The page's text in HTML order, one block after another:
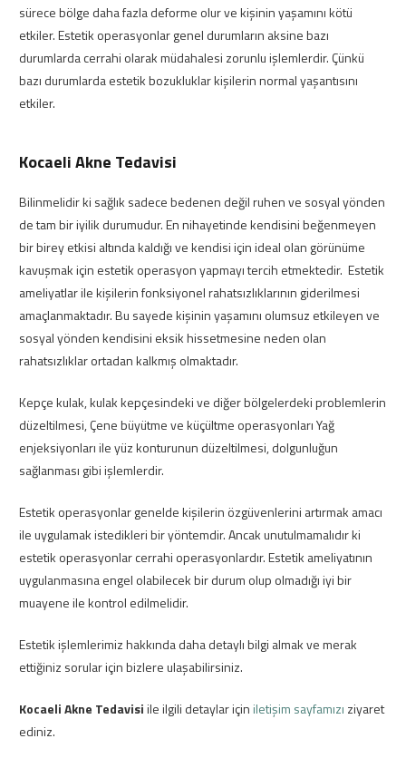
sürece bölge daha fazla deforme olur ve kişinin yaşamını kötü
etkiler. Estetik operasyonlar genel durumların aksine bazı
durumlarda cerrahi olarak müdahalesi zorunlu işlemlerdir. Çünkü
bazı durumlarda estetik bozukluklar kişilerin normal yaşantısını
etkiler.
Kocaeli Akne Tedavisi
Bilinmelidir ki sağlık sadece bedenen değil ruhen ve sosyal yönden
de tam bir iyilik durumudur. En nihayetinde kendisini beğenmeyen
bir birey etkisi altında kaldığı ve kendisi için ideal olan görünüme
kavuşmak için estetik operasyon yapmayı tercih etmektedir. Estetik
ameliyatlar ile kişilerin fonksiyonel rahatsızlıklarının giderilmesi
amaçlanmaktadır. Bu sayede kişinin yaşamını olumsuz etkileyen ve
sosyal yönden kendisini eksik hissetmesine neden olan
rahatsızlıklar ortadan kalkmış olmaktadır.
Kepçe kulak, kulak kepçesindeki ve diğer bölgelerdeki problemlerin
düzeltilmesi, Çene büyütme ve küçültme operasyonları Yağ
enjeksiyonları ile yüz konturunun düzeltilmesi, dolgunluğun
sağlanması gibi işlemlerdir.
Estetik operasyonlar genelde kişilerin özgüvenlerini artırmak amacı
ile uygulamak istedikleri bir yöntemdir. Ancak unutulmamalıdır ki
estetik operasyonlar cerrahi operasyonlardır. Estetik ameliyatının
uygulanmasına engel olabilecek bir durum olup olmadığı iyi bir
muayene ile kontrol edilmelidir.
Estetik işlemlerimiz hakkında daha detaylı bilgi almak ve merak
ettiğiniz sorular için bizlere ulaşabilirsiniz.
Kocaeli Akne Tedavisiile ilgili detaylar için iletişim sayfamızı ziyaret
ediniz.